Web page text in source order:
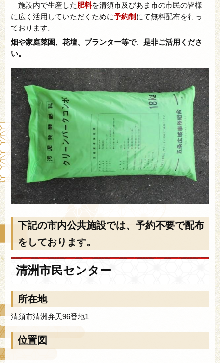
施設内で生産した肥料を清須市及びあま市の市民の皆様
に広く活用していただくために予約制 にて無料配布を行っ
ております。
畑や家庭菜園、花壇、プランター等で、是非ご活用くださ
い。
下記の市内公共施設では、予約不要で配布
をしております。
清洲市民センター
所在地
清須市清洲弁天96番地1
位置図